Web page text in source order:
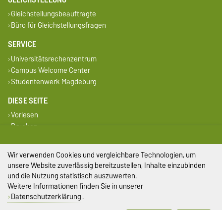
Gleichstellungsbeauftragte
Büro für Gleichstellungsfragen
SERVICE
Universitätsrechenzentrum
Campus Welcome Center
Studentenwerk Magdeburg
DIESE SEITE
Vorlesen
Drucken
Impressum
Datenschutz
Wir verwenden Cookies und vergleichbare Technologien, um
unsere Website zuverlässig bereitzustellen, Inhalte einzubinden
und die Nutzung statistisch auszuwerten.
Weitere Informationen finden Sie in unserer
Datenschutzerklärung.